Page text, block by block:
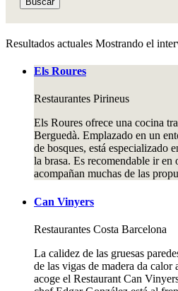
Resultados actuales Mostrando el
Els Roures
Restaurantes Pirineus
Els Roures ofrece una cocina
Berguedà. Emplazado en un
de bosques, está especializado
la brasa. Es recomendable ir en
acompañan muchas de las
Can Vinyers
Restaurantes Costa Barcelona
La calidez de las gruesas
de las vigas de madera da calor
acoge el Restaurant Can